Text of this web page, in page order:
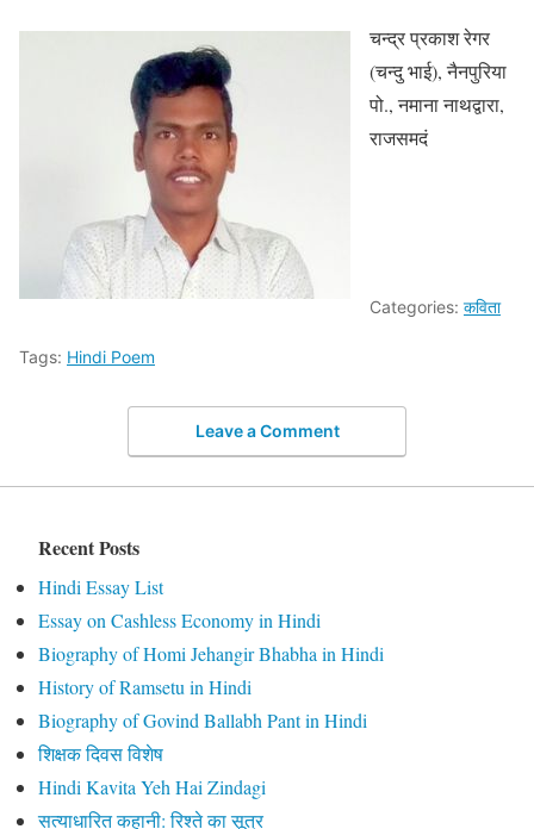
चन्द्र प्रकाश रेगर
(चन्दु भाई), नैनपुरिया
पो., नमाना नाथद्वारा,
राजसमदं
Categories: कविता
Tags: Hindi Poem
Leave a Comment
Recent Posts
Hindi Essay List
Essay on Cashless Economy in Hindi
Biography of Homi Jehangir Bhabha in Hindi
History of Ramsetu in Hindi
Biography of Govind Ballabh Pant in Hindi
शिक्षक दिवस विशेष
Hindi Kavita Yeh Hai Zindagi
सत्याधारित कहानी: रिश्ते का सूत्र